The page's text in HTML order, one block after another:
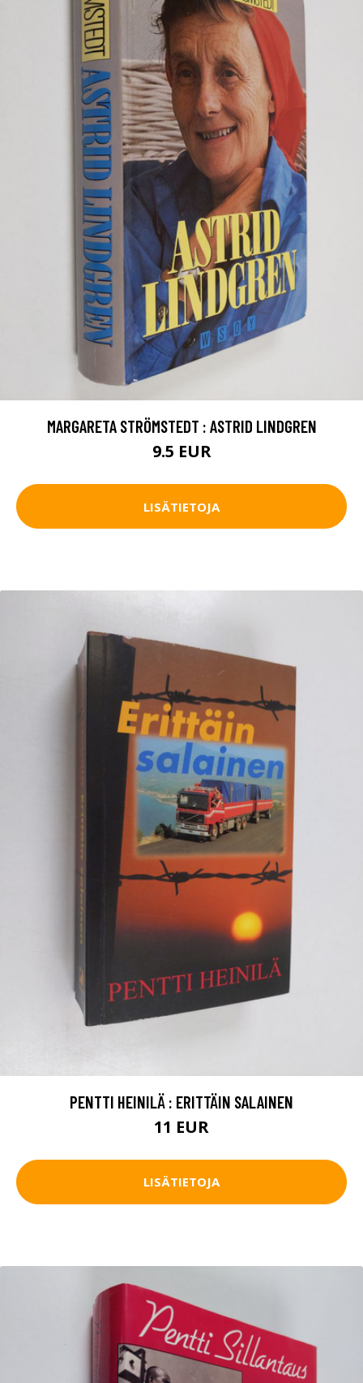
MARGARETA STRÖMSTEDT : ASTRID LINDGREN
9.5 EUR
LISÄTIETOJA
PENTTI HEINILÄ : ERITTÄIN SALAINEN
11 EUR
LISÄTIETOJA